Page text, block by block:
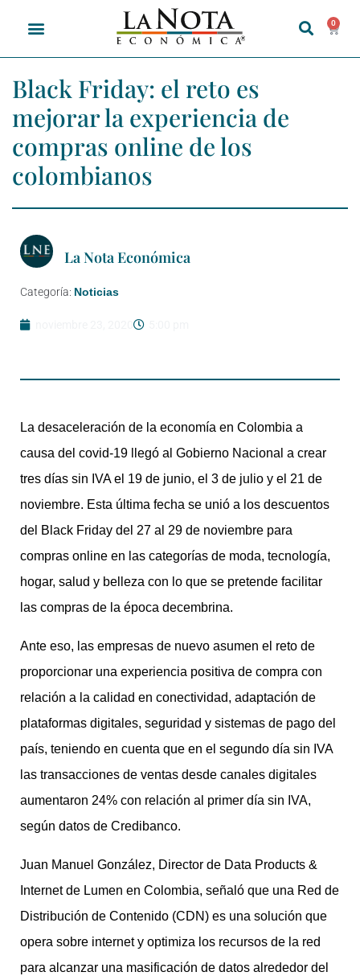
0
Black Friday: el reto es
mejorar la experiencia de
compras online de los
colombianos
La Nota Económica
Categoría: Noticias
La desaceleración de la economía en Colombia a
causa del covid-19 llegó al Gobierno Nacional a crear
tres días sin IVA el 19 de junio, el 3 de julio y el 21 de
noviembre. Esta última fecha se unió a los descuentos
del Black Friday del 27 al 29 de noviembre para
compras online en las categorías de moda, tecnología,
hogar, salud y belleza con lo que se pretende facilitar
las compras de la época decembrina.
Ante eso, las empresas de nuevo asumen el reto de
proporcionar una experiencia positiva de compra con
relación a la calidad en conectividad, adaptación de
plataformas digitales, seguridad y sistemas de pago del
país, teniendo en cuenta que en el segundo día sin IVA
las transacciones de ventas desde canales digitales
aumentaron 24% con relación al primer día sin IVA,
según datos de Credibanco.
Juan Manuel González, Director de Data Products &
Internet de Lumen en Colombia, señaló que una Red de
Distribución de Contenido (CDN) es una solución que
opera sobre internet y optimiza los recursos de la red
para alcanzar una masificación de datos alrededor del